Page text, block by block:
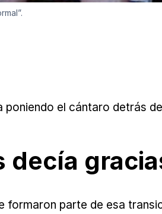
el cántaro detrás
decía
parte de esa